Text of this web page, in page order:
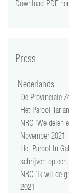
Download PDF
Press
Nederlands
De Provinciale
Het Parool Tar
NRC ‘We delen
November 2021
Het Parool In
schrijven op een
NRC ‘Ik wil de
2021